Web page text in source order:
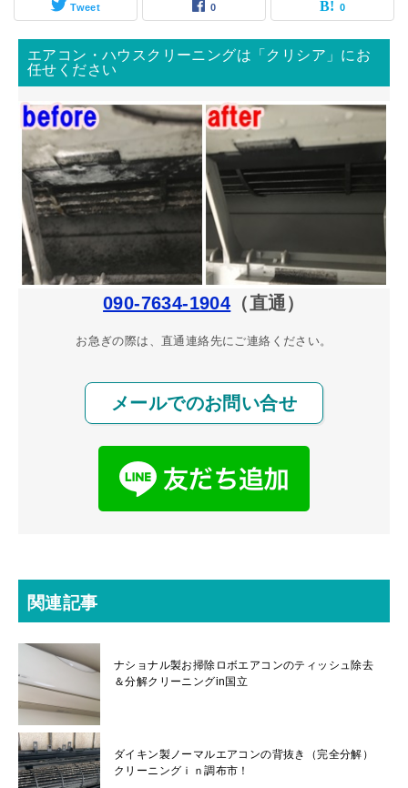
Tweet 0 0
エアコン・ハウスクリーニングは「クリシア」にお
任せください
090-7634-1904 （直通）
お急ぎの際は、直通連絡先にご連絡ください。
メールでのお問い合せ
関連記事
ナショナル製お掃除ロボエアコンのティッシュ除去
＆分解クリーニングin国立
ダイキン製ノーマルエアコンの背抜き（完全分解）
クリーニングｉｎ調布市！